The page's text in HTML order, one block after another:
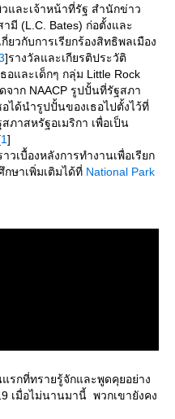
และเจ้าหน้าที่รัฐ สำนักข่าว
ามี (L.C. Bates) ก่อตั้งและ
วกับการเรียกร้องสิทธิพลเมือง
]รางวัลและเกียรติประวัติ
อและเด็กๆ กลุ่ม Little Rock
จาก NAACP รูปปั้นที่รัฐสภา
ได้นำรูปปั้นของเธอไปตั้งไว้ที่
ภาสหรัฐอเมริกา เพื่อเป็น
1]
เบื้องหลังการทำงานเพื่อเรียก
ษาเพิ่มเติมได้ที่ National Park
รกที่ทรายรู้จักและพูดคุยอย่าง
เมื่อไม่นานมานี้ พวกเขายังคง